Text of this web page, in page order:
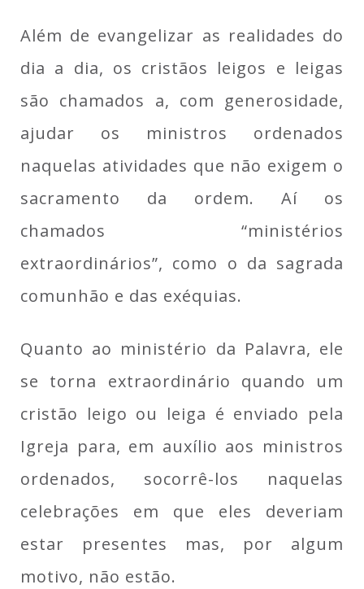
Além de evangelizar as realidades do
dia a dia, os cristãos leigos e leigas
são chamados a, com generosidade,
ajudar os ministros ordenados
naquelas atividades que não exigem o
sacramento da ordem. Aí os
chamados “ministérios
extraordinários”, como o da sagrada
comunhão e das exéquias.
Quanto ao ministério da Palavra, ele
se torna extraordinário quando um
cristão leigo ou leiga é enviado pela
Igreja para, em auxílio aos ministros
ordenados, socorrê-los naquelas
celebrações em que eles deveriam
estar presentes mas, por algum
motivo, não estão.